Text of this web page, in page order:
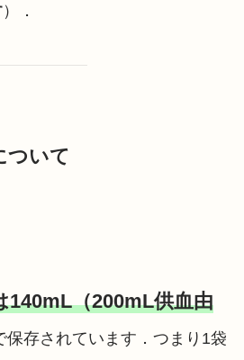
）．
ついて
140mL（200mL供血由
保存されています．つまり1袋